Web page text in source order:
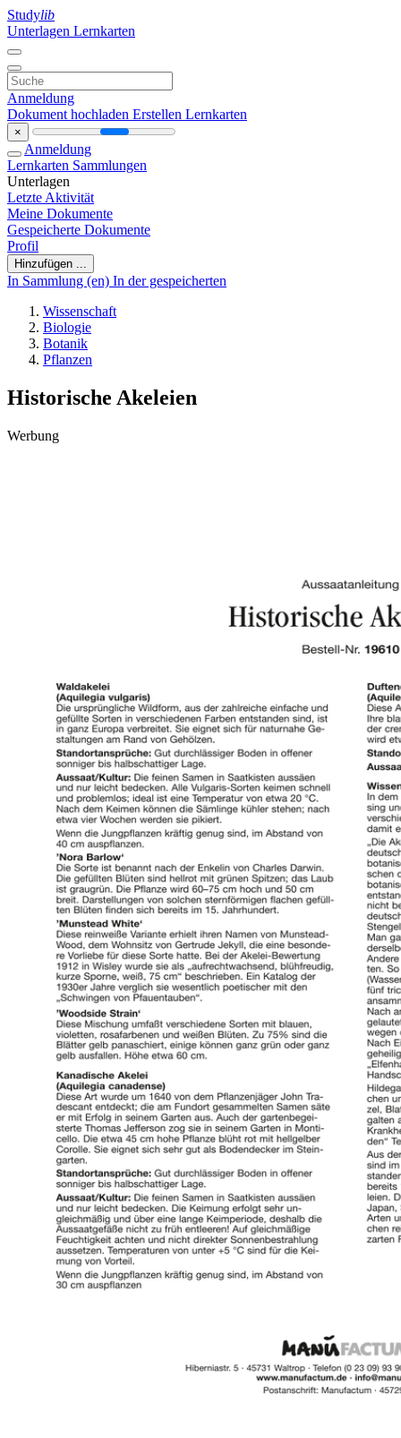
Studylib
Unterlagen Lernkarten
Anmeldung
Dokument hochladen Erstellen Lernkarten
×
Anmeldung
Lernkarten Sammlungen
Unterlagen
Letzte Aktivität
Meine Dokumente
Gespeicherte Dokumente
Profil
Hinzufügen ...
In Sammlung (en) In der gespeicherten
Wissenschaft
Biologie
Botanik
Pflanzen
Historische Akeleien
Werbung